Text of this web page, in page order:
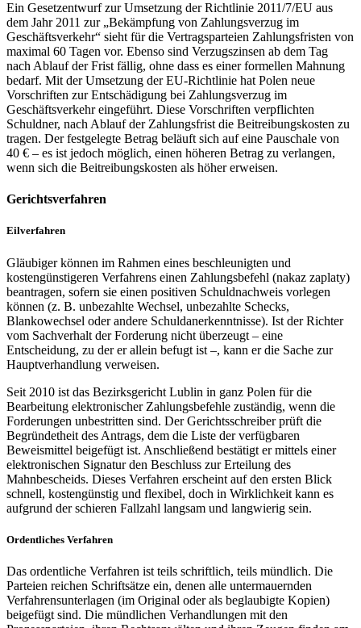
Ein Gesetzentwurf zur Umsetzung der Richtlinie 2011/7/EU aus
dem Jahr 2011 zur „Bekämpfung von Zahlungsverzug im
Geschäftsverkehr“ sieht für die Vertragsparteien Zahlungsfristen von
maximal 60 Tagen vor. Ebenso sind Verzugszinsen ab dem Tag
nach Ablauf der Frist fällig, ohne dass es einer formellen Mahnung
bedarf. Mit der Umsetzung der EU-Richtlinie hat Polen neue
Vorschriften zur Entschädigung bei Zahlungsverzug im
Geschäftsverkehr eingeführt. Diese Vorschriften verpflichten
Schuldner, nach Ablauf der Zahlungsfrist die Beitreibungskosten zu
tragen. Der festgelegte Betrag beläuft sich auf eine Pauschale von
40 € – es ist jedoch möglich, einen höheren Betrag zu verlangen,
wenn sich die Beitreibungskosten als höher erweisen.
Gerichtsverfahren
Eilverfahren
Gläubiger können im Rahmen eines beschleunigten und
kostengünstigeren Verfahrens einen Zahlungsbefehl (nakaz zaplaty)
beantragen, sofern sie einen positiven Schuldnachweis vorlegen
können (z. B. unbezahlte Wechsel, unbezahlte Schecks,
Blankowechsel oder andere Schuldanerkenntnisse). Ist der Richter
vom Sachverhalt der Forderung nicht überzeugt – eine
Entscheidung, zu der er allein befugt ist –, kann er die Sache zur
Hauptverhandlung verweisen.
Seit 2010 ist das Bezirksgericht Lublin in ganz Polen für die
Bearbeitung elektronischer Zahlungsbefehle zuständig, wenn die
Forderungen unbestritten sind. Der Gerichtsschreiber prüft die
Begründetheit des Antrags, dem die Liste der verfügbaren
Beweismittel beigefügt ist. Anschließend bestätigt er mittels einer
elektronischen Signatur den Beschluss zur Erteilung des
Mahnbescheids. Dieses Verfahren erscheint auf den ersten Blick
schnell, kostengünstig und flexibel, doch in Wirklichkeit kann es
aufgrund der schieren Fallzahl langsam und langwierig sein.
Ordentliches Verfahren
Das ordentliche Verfahren ist teils schriftlich, teils mündlich. Die
Parteien reichen Schriftsätze ein, denen alle untermauernden
Verfahrensunterlagen (im Original oder als beglaubigte Kopien)
beigefügt sind. Die mündlichen Verhandlungen mit den